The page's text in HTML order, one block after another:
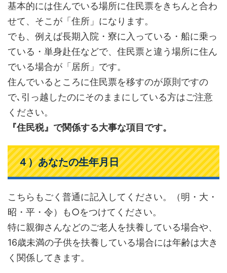
基本的には住んでいる場所に住民票をきちんと合わ
せて、そこが「住所」になります。
でも、例えば長期入院・寮に入っている・船に乗っ
ている・単身赴任などで、住民票と違う場所に住ん
でいる場合が「居所」です。
住んでいるところに住民票を移すのが原則ですの
で､引っ越したのにそのままにしている方はご注意
ください。
『住民税』で関係する大事な項目です。
４）あなたの生年月日
こちらもごく普通に記入してください。（明・大・
昭・平・令）も○をつけてください。
特に親御さんなどのご老人を扶養している場合や、
16歳未満の子供を扶養している場合には年齢は大き
く関係してきます。